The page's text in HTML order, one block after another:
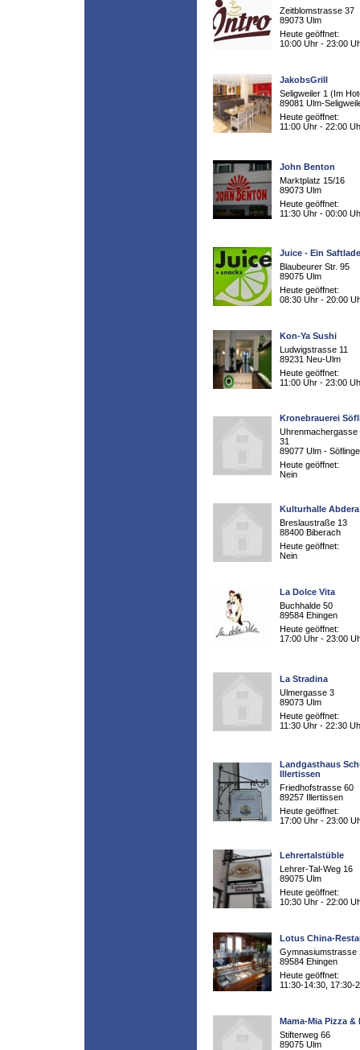
Zeitblomstrasse 37
89073 Ulm
Heute geöffnet:
10:00 Uhr - 23:00
JakobsGrill
Seligweiler 1 (Im
89081 Ulm-
Heute geöffnet:
11:00 Uhr - 22:00
John Benton
Marktplatz 15/16
89073 Ulm
Heute geöffnet:
11:30 Uhr - 00:00
Juice - Ein
Blaubeurer Str. 95
89075 Ulm
Heute geöffnet:
08:30 Uhr - 20:00
Kon-Ya Sushi
Ludwigstrasse 11
89231 Neu-Ulm
Heute geöffnet:
11:00 Uhr - 23:00
Kronebrauerei
31
89077 Ulm -
Heute geöffnet:
Nein
Kulturhalle Abdera
Breslaustraße 13
88400 Biberach
Heute geöffnet:
Nein
La Dolce Vita
Buchhalde 50
89584 Ehingen
Heute geöffnet:
17:00 Uhr - 23:00
La Stradina
Ulmergasse 3
89073 Ulm
Heute geöffnet:
11:30 Uhr - 22:30
Landgasthaus
Illertissen
Friedhofstrasse 60
89257 Illertissen
Heute geöffnet:
17:00 Uhr - 23:00
Lehrertalstüble
Lehrer-Tal-Weg 16
89075 Ulm
Heute geöffnet:
10:30 Uhr - 22:00
Lotus China-
Gymnasiumstrasse
89584 Ehingen
Heute geöffnet:
11:30-14:30, 17:30-
Mama-Mia Pizza &
Stifterweg 66
89075 Ulm